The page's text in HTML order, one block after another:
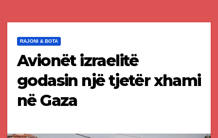
RAJONI & BOTA
Avionët izraelitë
godasin një tjetër xhami
në Gaza